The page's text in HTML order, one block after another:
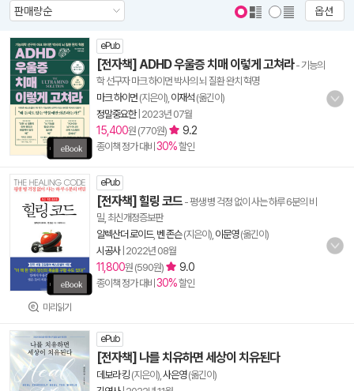
옵션
ePub
[전자책] ADHD 우울증 치매 이렇게 고쳐라- 기능의
학 선구자 마크 하이먼 박사의 뇌 질환 완치 혁명
마크 하이먼 (지은이), 이재석 (옮긴이)
정말중요한| 2023년 07월
15,400원 (770원) 9.2
종이책 정가 대비 30%할인
미리읽기
ePub
[전자책] 힐링 코드 - 평생 병 걱정 없이 사는 하루 6분의 비
밀, 최신개정증보판
알렉산더 로이드, 벤 존슨(지은이), 이문영(옮긴이)
시공사| 2022년 08월
11,800원 (590원) 9.0
종이책 정가 대비 30%할인
ePub
[전자책] 나를 치유하면 세상이 치유된다
데보라 킹 (지은이), 사은영(옮긴이)